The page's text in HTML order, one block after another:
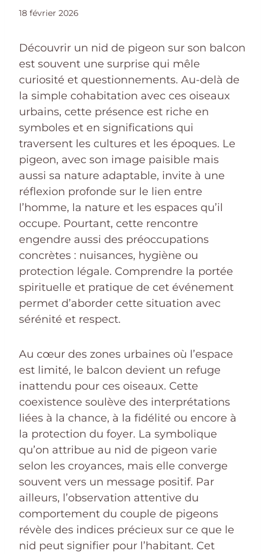
18 février 2026
Découvrir un nid de pigeon sur son balcon
est souvent une surprise qui mêle
curiosité et questionnements. Au-delà de
la simple cohabitation avec ces oiseaux
urbains, cette présence est riche en
symboles et en significations qui
traversent les cultures et les époques. Le
pigeon, avec son image paisible mais
aussi sa nature adaptable, invite à une
réflexion profonde sur le lien entre
l’homme, la nature et les espaces qu’il
occupe. Pourtant, cette rencontre
engendre aussi des préoccupations
concrètes : nuisances, hygiène ou
protection légale. Comprendre la portée
spirituelle et pratique de cet événement
permet d’aborder cette situation avec
sérénité et respect.
Au cœur des zones urbaines où l’espace
est limité, le balcon devient un refuge
inattendu pour ces oiseaux. Cette
coexistence soulève des interprétations
liées à la chance, à la fidélité ou encore à
la protection du foyer. La symbolique
qu’on attribue au nid de pigeon varie
selon les croyances, mais elle converge
souvent vers un message positif. Par
ailleurs, l’observation attentive du
comportement du couple de pigeons
révèle des indices précieux sur ce que le
nid peut signifier pour l’habitant. Cet